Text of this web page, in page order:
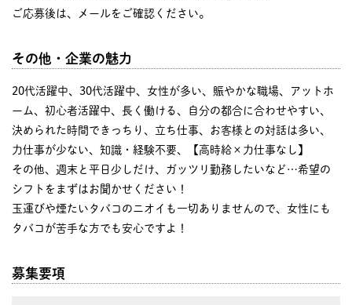
ご応募後は、メールをご確認ください。
その他・企業の魅力
20代活躍中、30代活躍中、女性が多い、賑やかな職場、アットホ
ーム、初心者活躍中、長く働ける、自分の都合に合わせやすい、
決められた時間できっちり、立ち仕事、お客様との対話は多い、
力仕事が少ない、知識・経験不要、【高時給×力仕事なし】
その他、週末と平日少しだけ、ガッツリ勤務したいなど…希望の
シフトをまずはお聞かせください！
玉運びや煙たいタバコのニオイも一切ありませんので、女性にも
タバコが苦手な方でも安心ですよ！
募集要項